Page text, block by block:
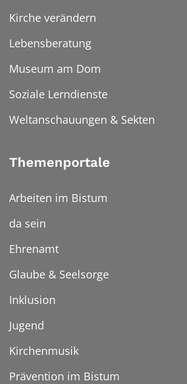
Kirche verändern
Lebensberatung
Museum am Dom
Soziale Lerndienste
Weltanschauungen & Sekten
Themenportale
Arbeiten im Bistum
da sein
Ehrenamt
Glaube & Seelsorge
Inklusion
Jugend
Kirchenmusik
Prävention im Bistum